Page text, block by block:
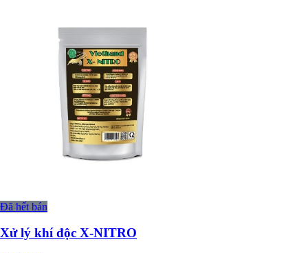
Đã hết bán
Xử lý khí độc X-NITRO